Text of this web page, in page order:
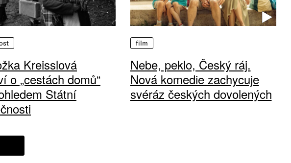
Kreisslová
o „cestách domů“
Státní
film
Nebe, peklo, Český ráj.
Nová komedie zachycuje
svéráz českých dovolených